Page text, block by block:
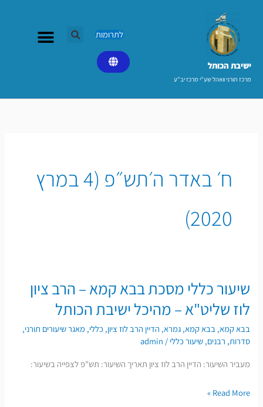
ישיבת הכותל​
מרכז תורני וואהל שע"י מרכז יב"ע
לתרומות
ח׳ באדר ה׳תש״פ (4 במרץ
2020)
שיעור כללי מסכת בבא קמא – הרב ציון
לוז שליט"א – מהיכל ישיבת הכותל
בבא קמא, בבא קמא,גמרא, הדיין הרב לוז ציון, כללי, מאגר שיעורים תורני,
סדרות, רבנים,שיעור כללי /
admin
מעביר השיעור: הדיין הרב לוז ציון תאריך השיעור: תש"פ לצפייה בשיעור:
שיעור
כללי
מסכת
בבא
–
ציון
Read More »